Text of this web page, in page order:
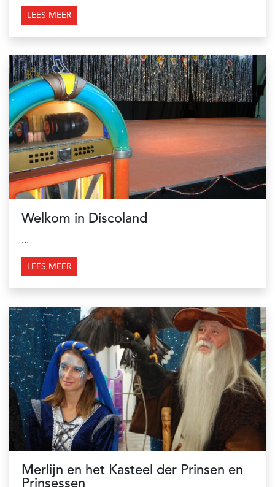
LEES MEER
Welkom in Discoland
...
LEES MEER
Merlijn en het Kasteel der Prinsen en
Prinsessen